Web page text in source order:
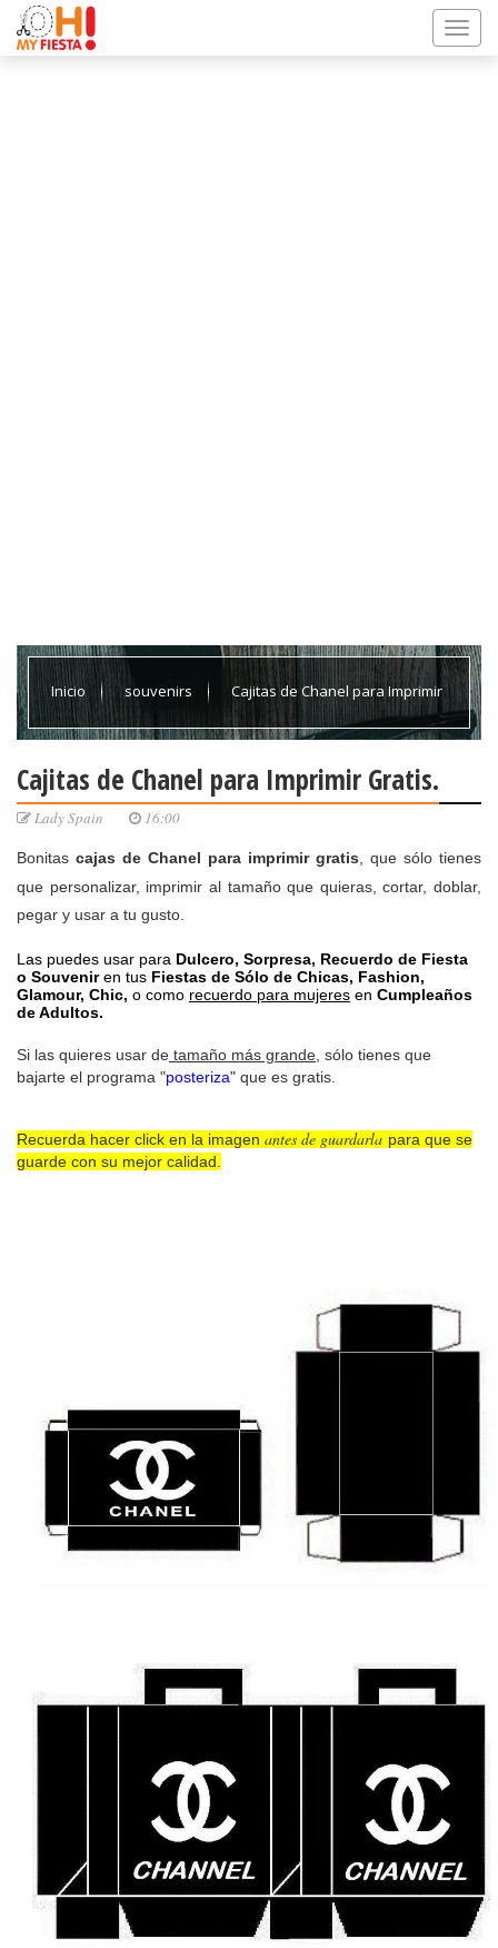
Inicio souvenirs Cajitas de Chanel para Imprimir
Cajitas de Chanel para Imprimir Gratis.
Lady Spain 16:00
Bonitas cajas de Chanel para imprimir gratis
que sólo tienes
que personalizar, imprimir al tamaño que quieras, cortar, doblar,
pegar y usar a tu gusto.
Las puedes usar para Dulcero, Sorpresa, Recuerdo de Fiesta
o Souveniren tus Fiestas de Sólo de Chicas, Fashion,
Glamour, Chic, o como recuerdo para mujeres en Cumpleaños
de Adultos.
Si las quieres usar de tamaño más grande , sólo tienes que
bajarte el programa "posteriza" que es gratis.
Recuerda hacer click en la imagen antes de guardarla para que se
guarde con su mejor calidad.